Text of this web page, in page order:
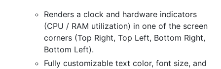
Renders a clock and hardware indicators
(CPU / RAM utilization) in one of the screen
corners (Top Right, Top Left, Bottom Right,
Bottom Left).
Fully customizable text color, font size, and